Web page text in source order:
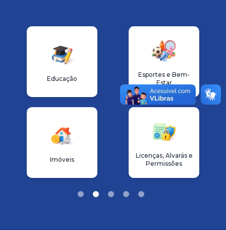
Educação
Esportes e Bem-
Estar
Imóveis
Licenças, Alvarás e
Permissões